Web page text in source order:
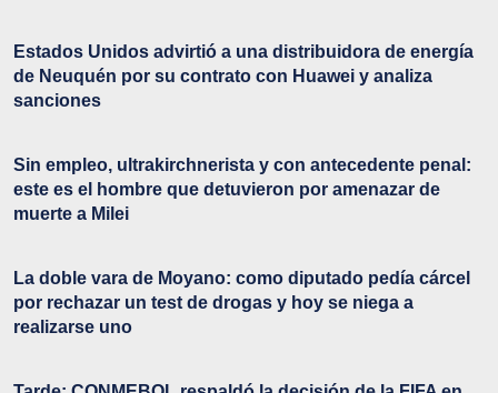
Estados Unidos advirtió a una distribuidora de energía
de Neuquén por su contrato con Huawei y analiza
sanciones
Sin empleo, ultrakirchnerista y con antecedente penal:
este es el hombre que detuvieron por amenazar de
muerte a Milei
La doble vara de Moyano: como diputado pedía cárcel
por rechazar un test de drogas y hoy se niega a
realizarse uno